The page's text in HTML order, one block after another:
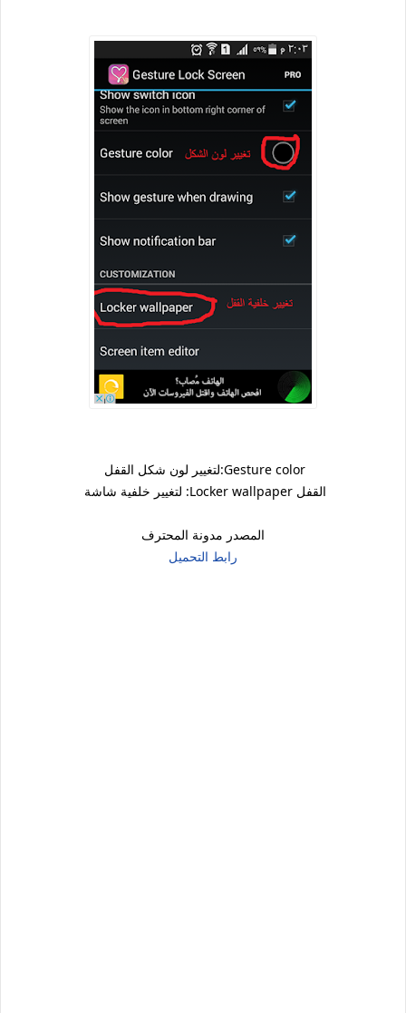
Gesture color:لتغيير لون شكل القفل
القفل Locker wallpaper: لتغيير خلفية شاشة
المصدر مدونة المحترف
رابط التحميل